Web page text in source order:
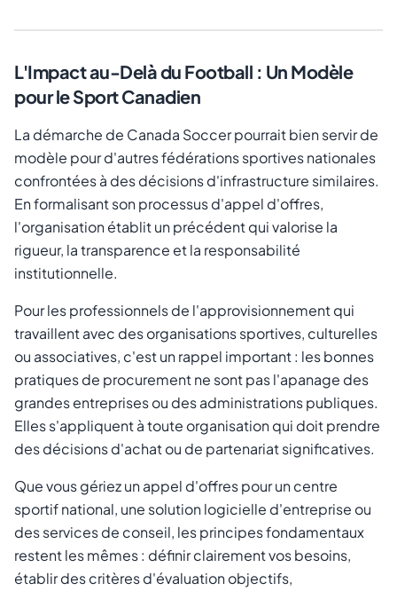
L'Impact au-Delà du Football : Un Modèle
pour le Sport Canadien
La démarche de Canada Soccer pourrait bien servir de
modèle pour d'autres fédérations sportives nationales
confrontées à des décisions d'infrastructure similaires.
En formalisant son processus d'appel d'offres,
l'organisation établit un précédent qui valorise la
rigueur, la transparence et la responsabilité
institutionnelle.
Pour les professionnels de l'approvisionnement qui
travaillent avec des organisations sportives, culturelles
ou associatives, c'est un rappel important : les bonnes
pratiques de procurement ne sont pas l'apanage des
grandes entreprises ou des administrations publiques.
Elles s'appliquent à toute organisation qui doit prendre
des décisions d'achat ou de partenariat significatives.
Que vous gériez un appel d'offres pour un centre
sportif national, une solution logicielle d'entreprise ou
des services de conseil, les principes fondamentaux
restent les mêmes : définir clairement vos besoins,
établir des critères d'évaluation objectifs,